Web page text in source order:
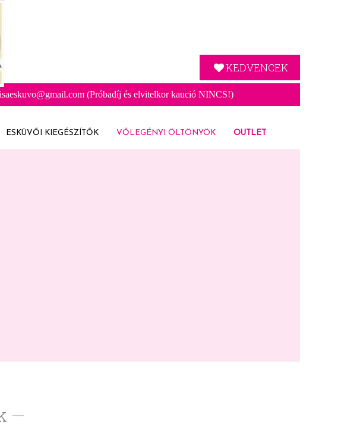
KEDVENCEK
(Próbadíj és elvitelkor kaució NINCS!)
ESKÜVŐI KIEGÉSZÍTŐK VŐLEGÉNYI ÖLTÖNYÖK OUTLET
—